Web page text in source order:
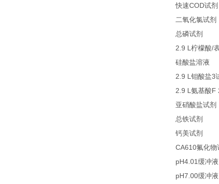
快速COD试剂
二氧化氯试剂
总磷试剂
2.9 L 柠檬酸/
硅酸盐溶液
2.9 L 钼酸盐3
2.9 L 氨基酸F
亚硝酸盐试剂
总铁试剂
钙美试剂
CA610氟化物
pH4.01 缓冲液
pH7.00缓冲液